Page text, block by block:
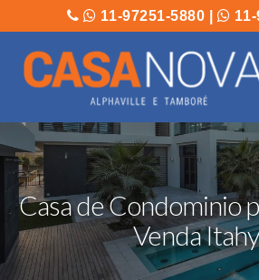
11-97251-5880
Casa de Condominio
Venda